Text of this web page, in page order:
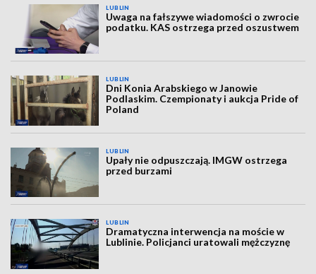
LUBLIN
Uwaga na fałszywe wiadomości o zwrocie
podatku. KAS ostrzega przed oszustwem
LUBLIN
Dni Konia Arabskiego w Janowie
Podlaskim. Czempionaty i aukcja Pride of
Poland
LUBLIN
Upały nie odpuszczają. IMGW ostrzega
przed burzami
LUBLIN
Dramatyczna interwencja na moście w
Lublinie. Policjanci uratowali mężczyznę